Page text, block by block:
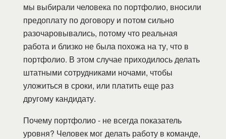
мы выбирали человека по портфолио, вносили
предоплату по договору и потом сильно
разочаровывались, потому что реальная
работа и близко не была похожа на ту, что в
портфолио. В этом случае приходилось делать
штатными сотрудниками ночами, чтобы
уложиться в сроки, или платить еще раз
другому кандидату.
Почему портфолио - не всегда показатель
уровня? Человек мог делать работу в команде,